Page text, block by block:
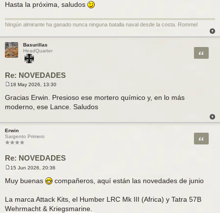
Hasta la próxima, saludos
Ningún almirante ha ganado nunca ninguna batalla naval desde la costa. Rommel
Basurillas
HeadQuarter
Re: NOVEDADES
Citar
n
s
e
18 May 2026, 13:30
Gracias Erwin. Presioso ese mortero químico y, en lo más
moderno, ese Lance. Saludos
Erwin
Sargento Primero
Re: NOVEDADES
Citar
n
j
e
15 Jun 2026, 20:36
Muy buenas compañeros, aquí están las novedades de junio
La marca Attack Kits, el Humber LRC Mk III (Africa) y Tatra 57B
Wehrmacht & Kriegsmarine.